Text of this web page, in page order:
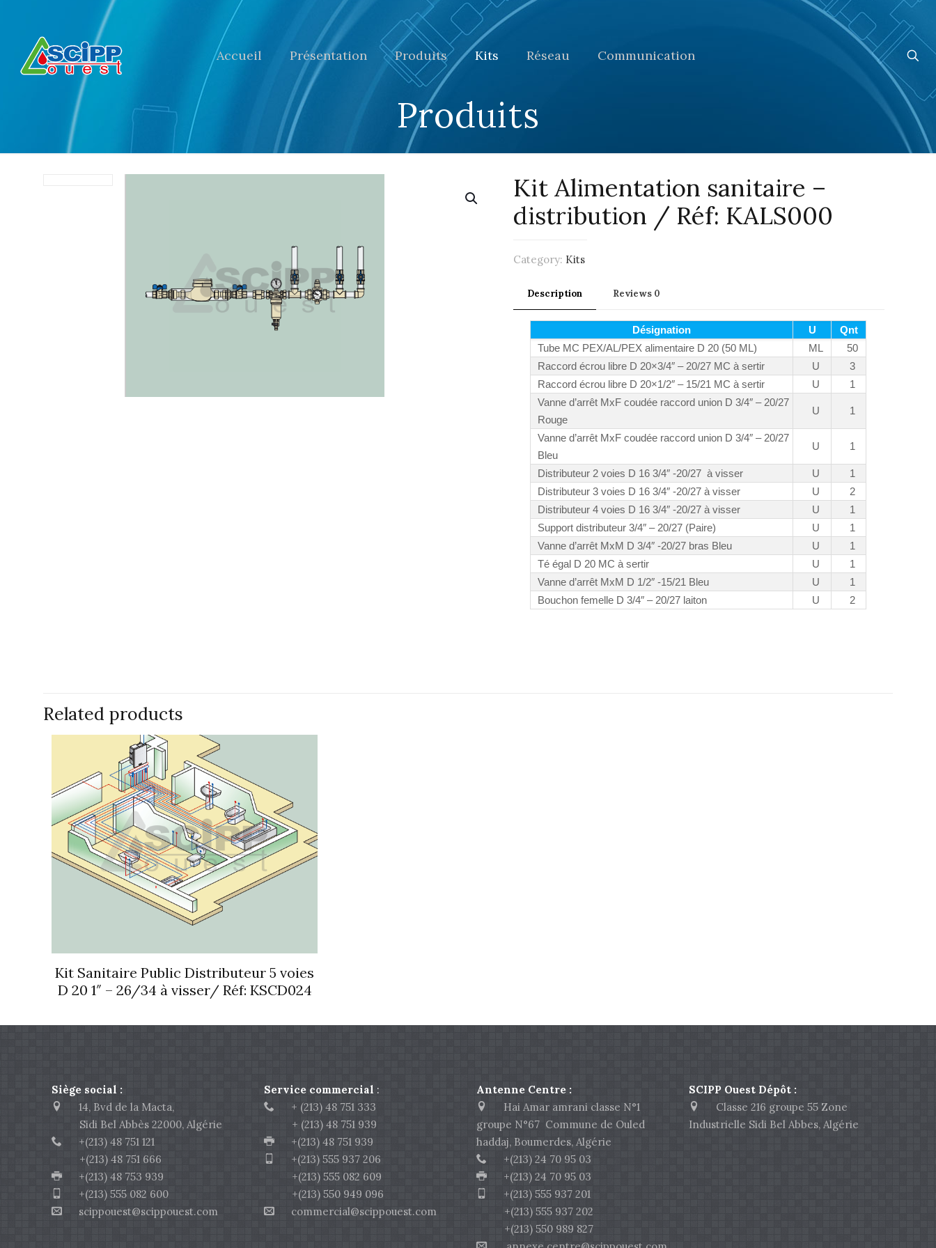
Accueil Présentation Produits Kits Réseau Communication
Produits
Kit Alimentation sanitaire –
distribution / Réf: KALS000
Category: Kits
Description Reviews 0
Désignation U
Qnt
Tube MC PEX/AL/PEX alimentaire D 20 (50 ML)
ML
50
Raccord écrou libre D 20×3/4″ – 20/27 MC à sertir
U
3
Raccord écrou libre D 20×1/2″ – 15/21 MC à sertir
U
1
Vanne d’arrêt MxF coudée raccord union D 3/4″ – 20/27
Rouge
U 1
Vanne d’arrêt MxF coudée raccord union D 3/4″ – 20/27
Bleu
U 1
Distributeur 2 voies D 16 3/4″ -20/27 à visser U
1
Distributeur 3 voies D 16 3/4″ -20/27 à visser
U
2
Distributeur 4 voies D 16 3/4″ -20/27 à visser
U
1
Support distributeur 3/4″ – 20/27 (Paire)
U
1
Vanne d’arrêt MxM D 3/4″ -20/27 bras Bleu
U
1
Té égal D 20 MC à sertir
U
1
Vanne d’arrêt MxM D 1/2″ -15/21 Bleu
U
1
Bouchon femelle D 3/4″ – 20/27 laiton
U 2
Related products
Kit Sanitaire Public Distributeur 5 voies
D 20 1″ – 26/34 à visser/ Réf: KSCD024
Siège social :
14, Bvd de la Macta,
Sidi Bel Abbès 22000, Algérie
+(213) 48 751 121
+(213) 48 751 666
+(213) 48 753 939
+(213) 555 082 600
scippouest@scippouest.com
Service commercial :
+ (213) 48 751 333
+ (213) 48 751 939
+(213) 48 751 939
+(213) 555 937 206
+(213) 555 082 609
+(213) 550 949 096
commercial@scippouest.com
Antenne Centre :
Hai Amar amrani classe N°1
groupe N°67 Commune de Ouled
haddaj, Boumerdes, Algérie
+(213) 24 70 95 03
+(213) 24 70 95 03
+(213) 555 937 201
+(213) 555 937 202
+(213) 550 989 827
SCIPP Ouest Dépôt :
Classe 216 groupe 55 Zone
Industrielle Sidi Bel Abbes, Algérie